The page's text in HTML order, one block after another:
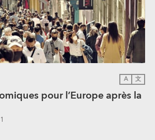
A 文
pour l’Europe après la